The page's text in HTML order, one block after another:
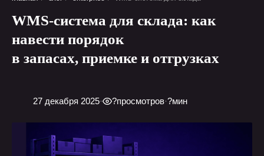
WMS-система для склада: как
навести порядок
в запасах, приемке и отгрузках
27 декабря 2025· ?просмотров·?мин